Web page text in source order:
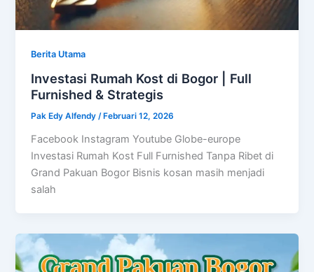
Berita Utama
Investasi Rumah Kost di Bogor | Full
Furnished & Strategis
Pak Edy Alfendy/Februari 12, 2026
Facebook Instagram Youtube Globe-europe
Investasi Rumah Kost Full Furnished Tanpa Ribet di
Grand Pakuan Bogor Bisnis kosan masih menjadi
salah